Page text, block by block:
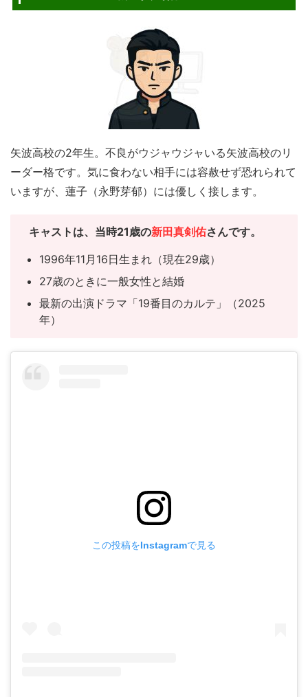
矢波高校の2年生。不良がウジャウジャいる矢波高校のリ
ーダー格です。気に食わない相手には容赦せず恐れられて
いますが、蓮子（永野芽郁）には優しく接します。
キャスト は、当時21歳の新田真剣佑さんです。
1996年11月16日生まれ（現在29歳）
27歳のときに一般女性と結婚
最新の出演ドラマ「19番目のカルテ」（2025
年）
この投稿をInstagramで見る